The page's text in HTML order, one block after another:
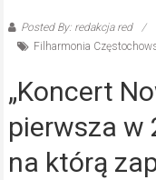
Posted By: redakcja red
Filharmonia
„Koncert
pierwsza w
na którą